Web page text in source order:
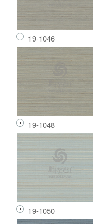
19-1046
19-1048
19-1050